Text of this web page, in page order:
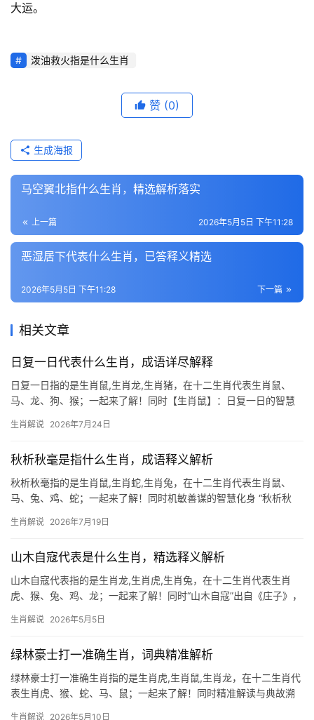
大运。
泼油救火指是什么生肖
赞 (0)
生成海报
马空翼北指什么生肖，精选解析落实
上一篇 2026年5月5日 下午11:28
恶湿居下代表什么生肖，已答释义精选
下一篇
2026年5月5日 下午11:28
相关文章
日复一日代表什么生肖，成语详尽解释
日复一日指的是生肖鼠,生肖龙,生肖猪，在十二生肖代表生肖鼠、
马、龙、狗、猴；一起来了解！同时【生肖鼠】：日复一日的智慧
十二生肖之首，天生敏锐，善于在重复中捕捉转机，2026年下半
生肖解说 2026年7月24日
秋析秋毫是指什么生肖，成语释义解析
秋析秋毫指的是生肖鼠,生肖蛇,生肖兔，在十二生肖代表生肖鼠、
马、兔、鸡、蛇；一起来了解！同时机敏善谋的智慧化身 “秋析秋
名的属相，鼠年出生之人天生具备“见微知著”的本领，2026年对于
生肖解说 2026年7月19日
山木自寇代表是什么生肖，精选释义解析
山木自寇代表指的是生肖龙,生肖虎,生肖兔，在十二生肖代表生肖
虎、猴、兔、鸡、龙；一起来了解！同时“山木自寇”出自《庄子》，
肖虎的命运极为契合，属虎之人天生胆识过人，行事如猛虎下山，
生肖解说 2026年5月5日
绿林豪士打一准确生肖，词典精准解析
绿林豪士打一准确生肖指的是生肖虎,生肖鼠,生肖龙，在十二生肖代
表生肖虎、猴、蛇、马、鼠；一起来了解！同时精准解读与典故溯
生肖解说 2026年5月10日